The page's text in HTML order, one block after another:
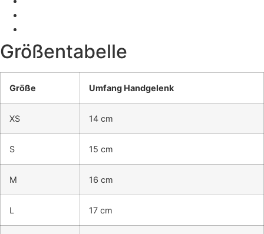
Größentabelle
Größe Umfang Handgelenk
XS 14 cm
S 15 cm
M 16 cm
L 17 cm